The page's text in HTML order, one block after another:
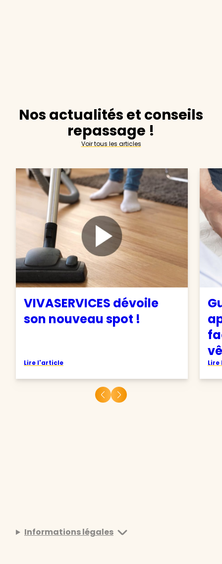
Nos actualités et conseils
repassage !
Voir tous les articles
VIVASERVICES dévoile
son nouveau spot !
Lire l'article
Informations légales